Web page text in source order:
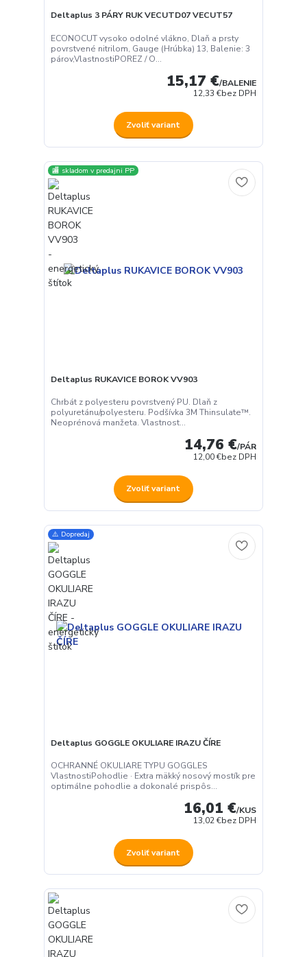
Deltaplus 3 PÁRY RUK VECUTD07 VECUT57
ECONOCUT vysoko odolné vlákno, Dlaň a prsty
povrstvené nitrilom, Gauge (Hrúbka) 13, Balenie: 3
párov,VlastnostiPOREZ / O...
15,17 €/BALENIE
12,33 €bez DPH
Zvoliť variant
🏬 skladom v predajni PP
Deltaplus RUKAVICE BOROK VV903
Chrbát z polyesteru povrstvený PU. Dlaň z
polyuretánu/polyesteru. Podšívka 3M Thinsulate™.
Neoprénová manžeta. Vlastnost...
14,76 €/PÁR
12,00 €bez DPH
Zvoliť variant
⚠️ Dopredaj
Deltaplus GOGGLE OKULIARE IRAZU ČÍRE
OCHRANNÉ OKULIARE TYPU GOGGLES
VlastnostiPohodlie · Extra mäkký nosový mostík pre
optimálne pohodlie a dokonalé prispôs...
16,01 €/KUS
13,02 €bez DPH
Zvoliť variant
Používame cookies aby sme skvalitnili služby. Používaním tejto
stránky súhlasíte s ukladaním cookies.